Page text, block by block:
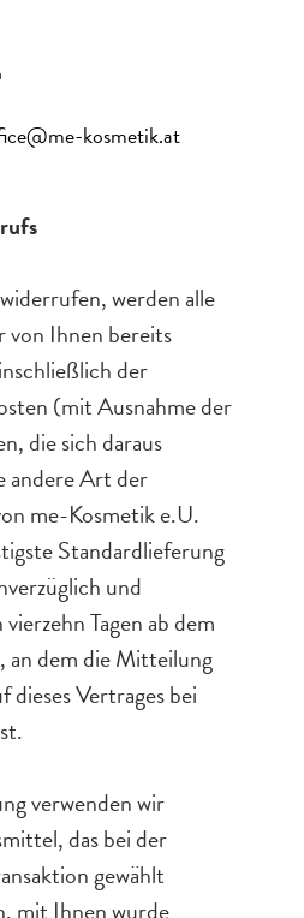
kosmetik.at
werden alle
von Ihnen bereits
der
(mit Ausnahme der
die sich daraus
andere Art der
me-Kosmetik e.U.
Standardlieferung
und
Tagen ab dem
an dem die Mitteilung
Vertrages bei
verwenden wir
das bei der
gewählt
mit Ihnen wurde